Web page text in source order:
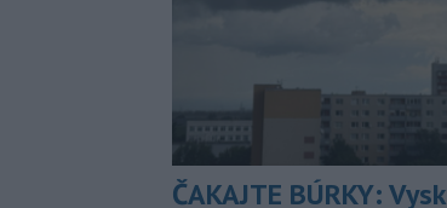
ČAKAJTE BÚRKY: